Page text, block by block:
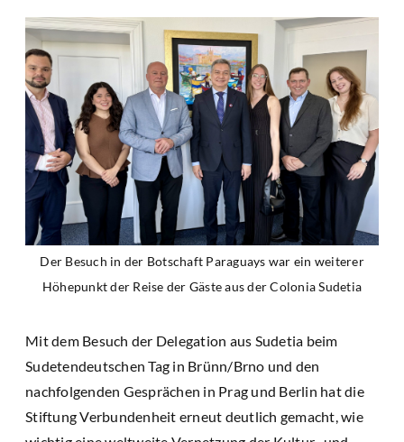
Der Besuch in der Botschaft Paraguays war ein weiterer
Höhepunkt der Reise der Gäste aus der Colonia Sudetia
Mit dem Besuch der Delegation aus Sudetia beim
Sudetendeutschen Tag in Brünn/Brno und den
nachfolgenden Gesprächen in Prag und Berlin hat die
Stiftung Verbundenheit erneut deutlich gemacht, wie